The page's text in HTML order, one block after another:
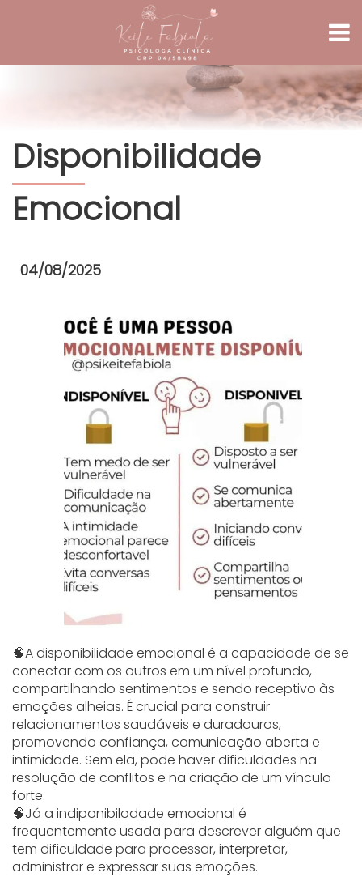
Disponibilidade
Emocional
04/08/2025
🧠A disponibilidade emocional é a capacidade de se
conectar com os outros em um nível profundo,
compartilhando sentimentos e sendo receptivo às
emoções alheias. É crucial para construir
relacionamentos saudáveis e duradouros,
promovendo confiança, comunicação aberta e
intimidade. Sem ela, pode haver dificuldades na
resolução de conflitos e na criação de um vínculo
forte.
🧠Já a indiponibilodade emocional é
frequentemente usada para descrever alguém que
tem dificuldade para processar, interpretar,
administrar e expressar suas emoções.